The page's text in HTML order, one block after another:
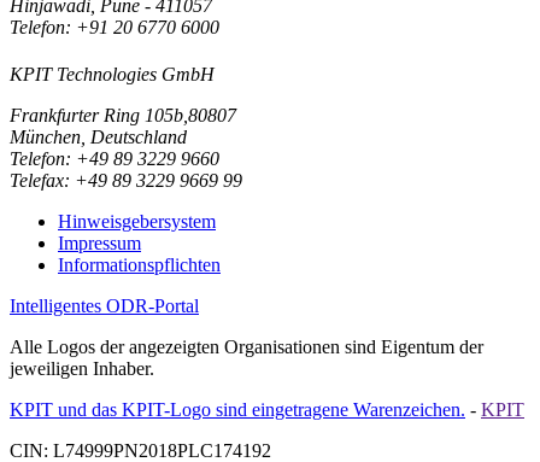
Hinjawadi, Pune - 411057
Telefon: +91 20 6770 6000
KPIT Technologies GmbH
Frankfurter Ring 105b,80807
München, Deutschland
Telefon: +49 89 3229 9660
Telefax: +49 89 3229 9669 99
Hinweisgebersystem
Impressum
Informationspflichten
Intelligentes ODR-Portal
Alle Logos der angezeigten Organisationen sind Eigentum der
jeweiligen Inhaber.
KPIT und das KPIT-Logo sind eingetragene Warenzeichen. - KPIT
CIN: L74999PN2018PLC174192